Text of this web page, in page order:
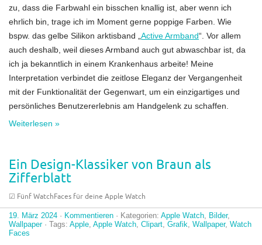
zu, dass die Farbwahl ein bisschen knallig ist, aber wenn ich
ehrlich bin, trage ich im Moment gerne poppige Farben. Wie
bspw. das gelbe Silikon arktisband „Active Armband“. Vor allem
auch deshalb, weil dieses Armband auch gut abwaschbar ist, da
ich ja bekanntlich in einem Krankenhaus arbeite! Meine
Interpretation verbindet die zeitlose Eleganz der Vergangenheit
mit der Funktionalität der Gegenwart, um ein einzigartiges und
persönliches Benutzererlebnis am Handgelenk zu schaffen.
Weiterlesen »
Ein Design-Klassiker von Braun als
Zifferblatt
☑︎ Fünf WatchFaces für deine Apple Watch
19. März 2024 · Kommentieren · Kategorien: Apple Watch, Bilder,
Wallpaper· Tags: Apple, Apple Watch, Clipart, Grafik, Wallpaper, Watch
Faces